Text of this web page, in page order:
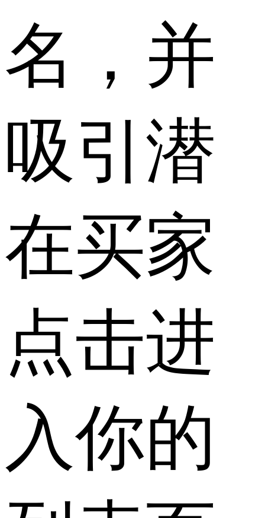
名，并
吸引潜
在买家
点击进
入你的